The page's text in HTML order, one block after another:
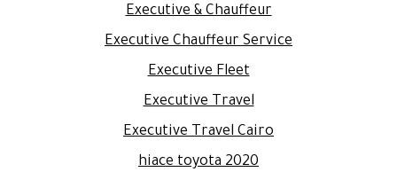
Executive & Chauffeur
Executive Chauffeur Service
Executive Fleet
Executive Travel
Executive Travel Cairo
hiace toyota 2020